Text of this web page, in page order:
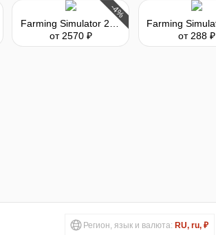
-4%
от 2570 ₽
от 288 ₽
Регион, язык и валюта: RU, ru, ₽